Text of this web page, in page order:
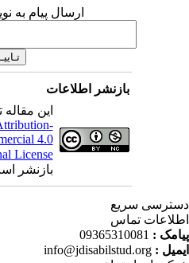
ارسال پیام به
بازنشر اطلاعات
این
Attribution-
4.0
License
بازنشر
سریع
تماس
:
09365310081
:
info@jdisabilstud.org